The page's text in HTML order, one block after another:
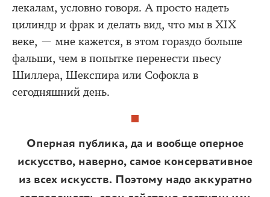
лекалам, условно говоря. А просто надеть
цилиндр и фрак и делать вид, что мы в XIX
веке, — мне кажется, в этом гораздо больше
фальши, чем в попытке перенести пьесу
Шиллера, Шекспира или Софокла в
сегодняшний день.
Оперная публика, да и вообще оперное
искусство, наверно, самое консервативное
из всех искусств. Поэтому надо аккуратно